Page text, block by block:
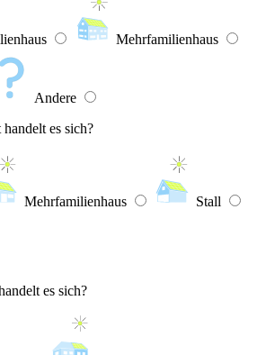
Mehrfamilienhaus
Andere
es sich?
Mehrfamilienhaus Stall
es sich?